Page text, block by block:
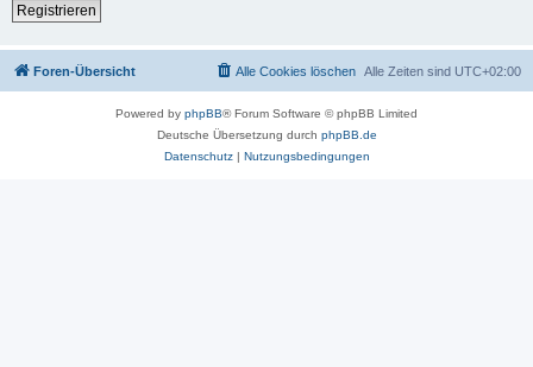
Registrieren
Foren-Übersicht Alle Zeiten sind UTC+02:00
Alle Cookies löschen
Powered by phpBB® Forum Software © phpBB Limited
Deutsche Übersetzung durch phpBB.de
Datenschutz| Nutzungsbedingungen